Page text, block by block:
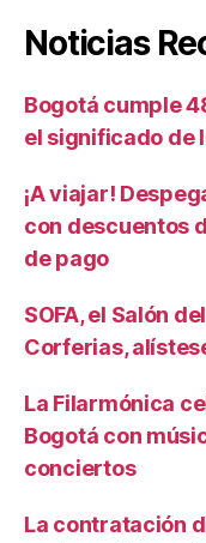
Noticias
Bogotá cumple
el significado de
¡A viajar!
con descuentos
de pago
SOFA, el Salón
Corferias,
La Filarmónica
Bogotá con
conciertos
La contratación